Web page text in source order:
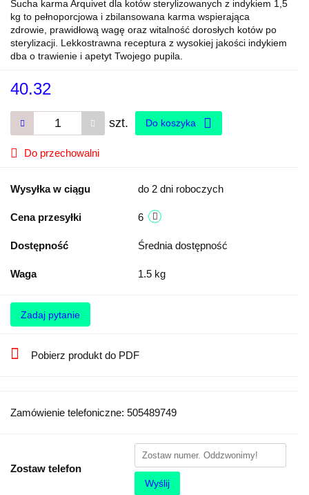
Sucha karma Arquivet dla kotów sterylizowanych z indykiem 1,5
kg to pełnoporcjowa i zbilansowana karma wspierająca
zdrowie, prawidłową wagę oraz witalność dorosłych kotów po
sterylizacji. Lekkostrawna receptura z wysokiej jakości indykiem
dba o trawienie i apetyt Twojego pupila.
40.32
szt. Do koszyka
Do przechowalni
Wysyłka w ciągu do 2 dni roboczych
Cena przesyłki 6
Dostępność Średnia dostępność
Waga 1.5 kg
Zadaj pytanie
Pobierz produkt do PDF
Zamówienie telefoniczne: 505489749
Zostaw telefon
Wyślij